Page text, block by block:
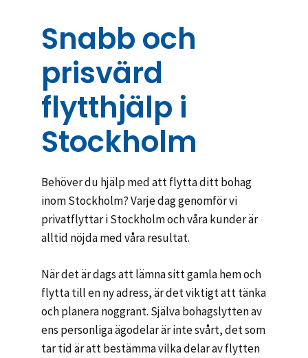
Snabb och
prisvärd
flytthjälp i
Stockholm
Behöver du hjälp med att flytta ditt bohag
inom Stockholm? Varje dag genomför vi
privatflyttar i Stockholm och våra kunder är
alltid nöjda med våra resultat.
När det är dags att lämna sitt gamla hem och
flytta till en ny adress, är det viktigt att tänka
och planera noggrant. Själva bohagslytten av
ens personliga ägodelar är inte svårt, det som
tar tid är att bestämma vilka delar av flytten